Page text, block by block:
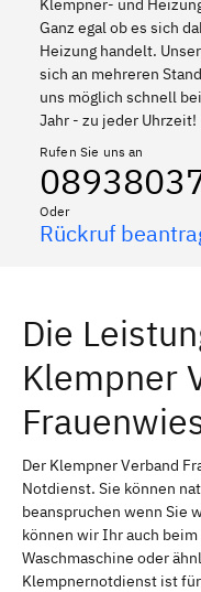
Ganz egal ob es sich
Heizung handelt.
sich an mehreren
uns möglich schnell
Jahr - zu jeder Uhrzeit!
Rufen Sie uns an
Oder
Rückruf
Die
Klempner
Der Klempner Verband
Notdienst. Sie können
beanspruchen wenn Sie
können wir Ihr auch
Waschmaschine oder
Klempnernotdienst ist